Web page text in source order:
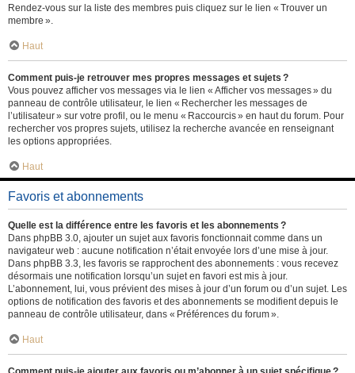
Rendez-vous sur la liste des membres puis cliquez sur le lien « Trouver un
membre ».
Haut
Comment puis-je retrouver mes propres messages et sujets ?
Vous pouvez afficher vos messages via le lien « Afficher vos messages » du
panneau de contrôle utilisateur, le lien « Rechercher les messages de
l’utilisateur » sur votre profil, ou le menu « Raccourcis » en haut du forum. Pour
rechercher vos propres sujets, utilisez la recherche avancée en renseignant
les options appropriées.
Haut
Favoris et abonnements
Quelle est la différence entre les favoris et les abonnements ?
Dans phpBB 3.0, ajouter un sujet aux favoris fonctionnait comme dans un
navigateur web : aucune notification n’était envoyée lors d’une mise à jour.
Dans phpBB 3.3, les favoris se rapprochent des abonnements : vous recevez
désormais une notification lorsqu’un sujet en favori est mis à jour.
L’abonnement, lui, vous prévient des mises à jour d’un forum ou d’un sujet. Les
options de notification des favoris et des abonnements se modifient depuis le
panneau de contrôle utilisateur, dans « Préférences du forum ».
Haut